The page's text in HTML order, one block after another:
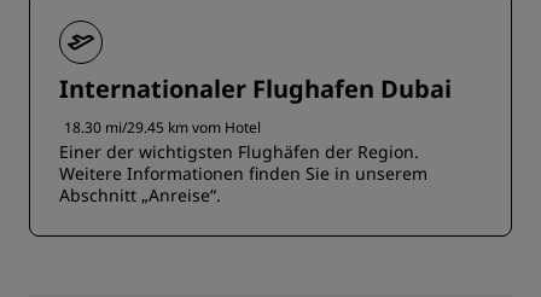
Internationaler Flughafen Dubai
18.30 mi/29.45 km vom Hotel
Einer der wichtigsten Flughäfen der Region.
Weitere Informationen finden Sie in unserem
Abschnitt „Anreise“.